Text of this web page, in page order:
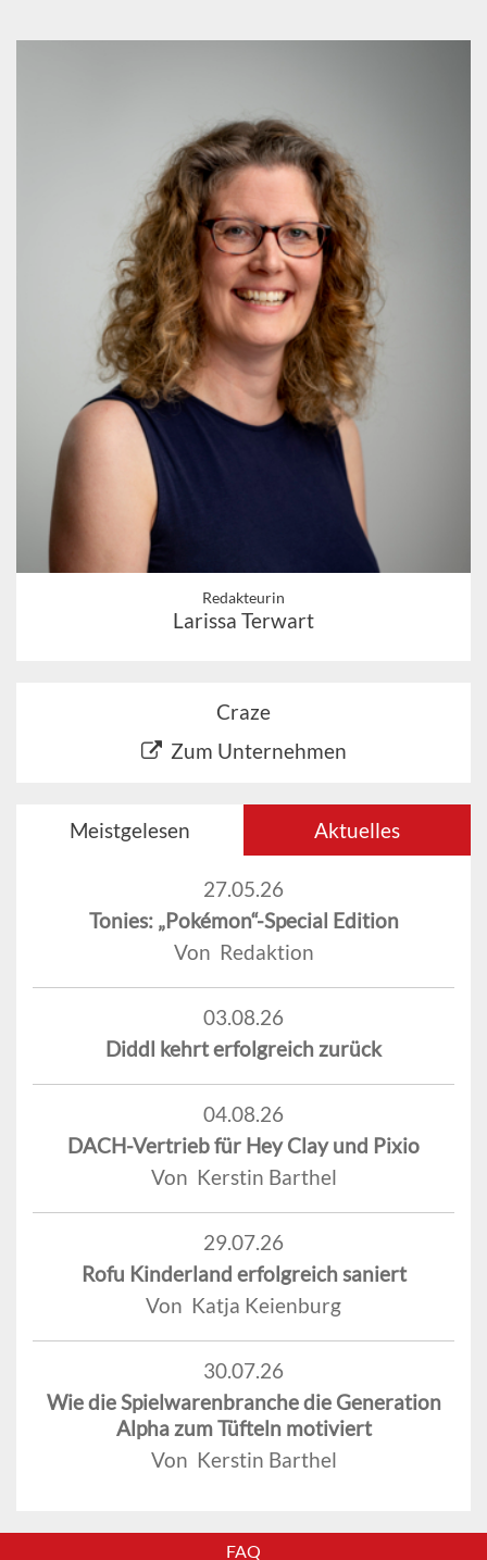
Redakteurin
Larissa Terwart
Craze
Zum Unternehmen
Meistgelesen Aktuelles
27.05.26
Tonies: „Pokémon“-Special Edition
Von Redaktion
03.08.26
Diddl kehrt erfolgreich zurück
04.08.26
DACH-Vertrieb für Hey Clay und Pixio
Von Kerstin Barthel
29.07.26
Rofu Kinderland erfolgreich saniert
Von Katja Keienburg
30.07.26
Wie die Spielwarenbranche die Generation
Alpha zum Tüfteln motiviert
Von Kerstin Barthel
FAQ